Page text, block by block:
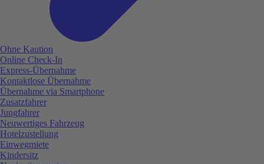
Ohne Kaution
Online Check-In
Express-Übernahme
Kontaktlose Übernahme
Übernahme via Smartphone
Zusatzfahrer
Jungfahrer
Neuwertiges Fahrzeug
Hotelzustellung
Einwegmiete
Kindersitz